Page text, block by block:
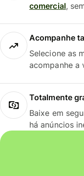
comercial,
Acompanhe
Selecione as
acompanhe a
Totalmente
Baixe em
há anúncios